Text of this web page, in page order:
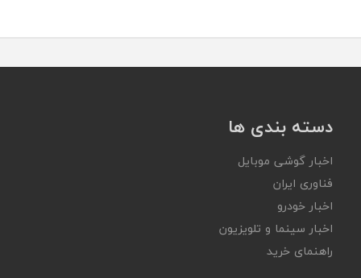
دسته بندی ها
اخبار گوشی موبایل
فناوری ایران
اخبار خودرو
اخبار سینما و تلویزیون
راهنمای خرید